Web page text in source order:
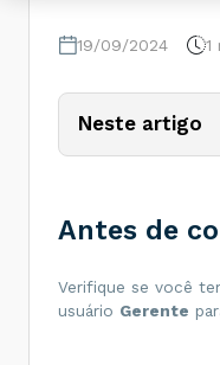
19/09/2024 1
Neste artigo
Antes de
Verifique se você
usuário Gerente